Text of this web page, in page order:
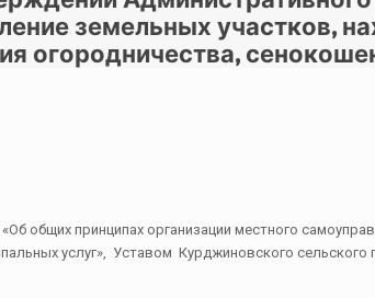
земельных участков,
огородничества,
общих принципах организации местного
услуг», Уставом Курджиновского сельского